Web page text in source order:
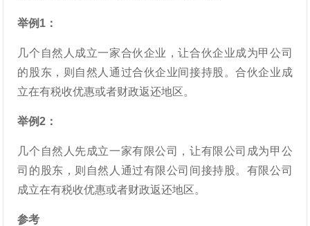
举例1：
几个自然人成立一家合伙企业，让合伙企业成为甲公司
的股东，则自然人通过合伙企业间接持股。合伙企业成
立在有税收优惠或者财政返还地区。
举例2：
几个自然人先成立一家有限公司，让有限公司成为甲公
司的股东，则自然人通过有限公司间接持股。有限公司
成立在有税收优惠或者财政返还地区。
参考